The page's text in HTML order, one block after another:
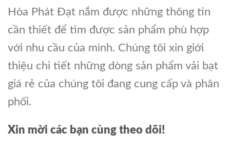
Hòa Phát Đạt nắm được những thông tin
cần thiết để tìm được sản phẩm phù hợp
với nhu cầu của mình. Chúng tôi xin giới
thiệu chi tiết những dòng sản phẩm vải bạt
giá rẻ của chúng tôi đang cung cấp và phân
phối.
Xin mời các bạn cùng theo dõi!